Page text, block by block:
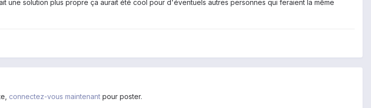
une solution plus propre ça aurait été cool pour d'éventuels autres personnes qui feraient la même
connectez-vous maintenant pour poster.